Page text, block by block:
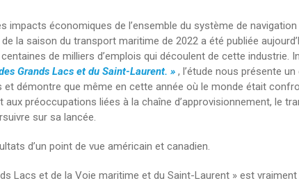
impacts économiques de l’ensemble du système de
la saison du transport maritime de 2022 a été publiée
de milliers d’emplois qui découlent de cette industrie.
Grands Lacs et du Saint-Laurent. », l’étude nous présente
démontre que même en cette année où le monde était
préoccupations liées à la chaîne d’approvisionnement, le
sur sa lancée.
d’un point de vue américain et canadien.
Lacs et de la Voie maritime et du Saint-Laurent » est